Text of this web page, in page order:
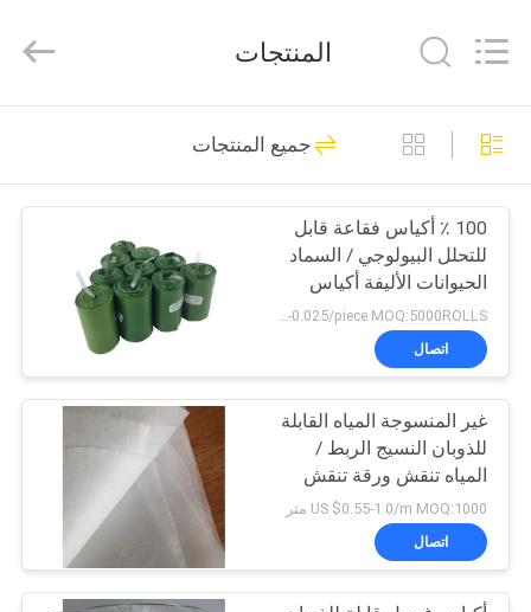
المنزل
المنتجات
حولنا
جولة
في
المصنع
مراقبة
الجودة
Macromolecule
Materials
All
Reserved.
PVA المياه القابلة
للذوبان السينمائي
36
فيلم إطلاق للذوبان
في الماء
73
المنتجات
جميع المنتجات
100 ٪ أكياس فقاعة قابل
للتحلل البيولوجي / السماد
الحيوانات الأليفة أكياس
النفايات العرف خدمة
مقبولة
US $0.013-0.025/piece MOQ:5000ROLLS
اتصال
غير المنسوجة المياه القابلة
للذوبان النسيج الربط /
المياه تنقش ورقة تنقش
مصممة
US $0.55-1.0/m MOQ:1000 متر
اتصال